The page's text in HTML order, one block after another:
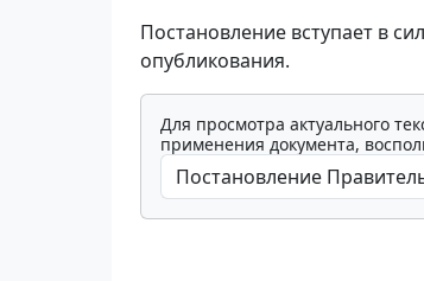
Постановление вступает в
опубликования.
Для просмотра актуального
применения документа,